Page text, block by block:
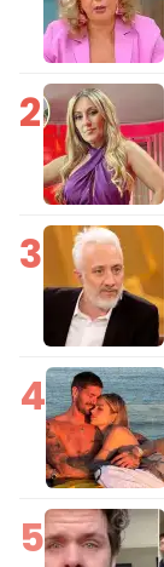
2
3
4
5